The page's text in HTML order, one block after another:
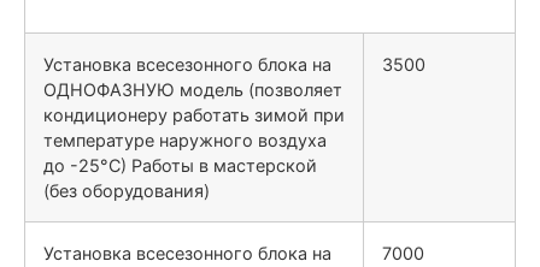
Установка всесезонного блока на
ОДНОФАЗНУЮ модель (позволяет
кондиционеру работать зимой при
температуре наружного воздуха
до -25°С) Работы в мастерской
(без оборудования)
3500
Установка всесезонного блока на
7000